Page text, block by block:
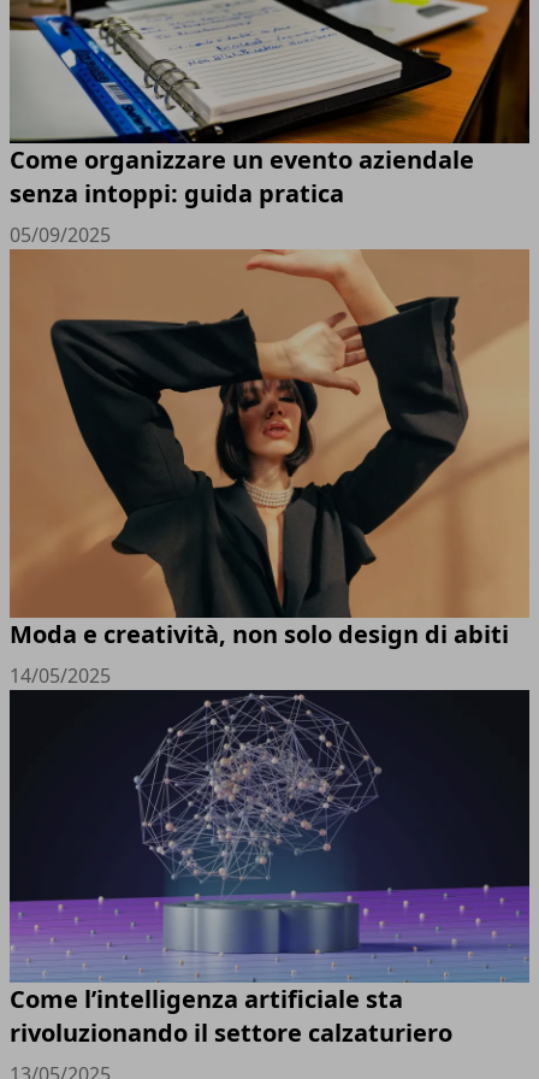
Come organizzare un evento aziendale
senza intoppi: guida pratica
05/09/2025
Moda e creatività, non solo design di abiti
14/05/2025
Come l’intelligenza artificiale sta
rivoluzionando il settore calzaturiero